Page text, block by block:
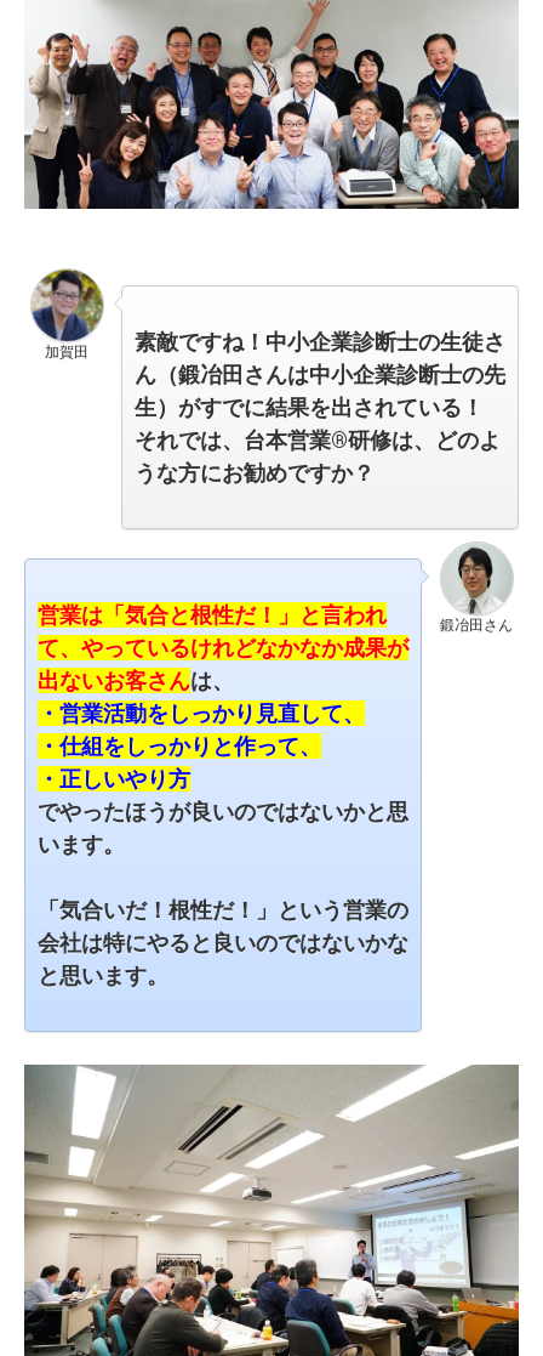
加賀田 素敵ですね！ 中小企業診断士の生徒さ
ん（鍛冶田さんは中小企業診断士の先
生）がすでに結果を出されている！
それでは、台本営業®︎研修は、どのよ
うな方にお勧めですか？
鍛冶田さん
営業は「気合と根性だ！」と言われ
て、やっているけれどなかなか成果が
出ないお客さんは、
・営業活動をしっかり見直して、
・仕組をしっかりと作って、
・正しいやり方
でやったほうが良いのではないかと思
います。
「気合いだ！根性だ！」という営業の
会社は特にやると良いのではないかな
と思います。